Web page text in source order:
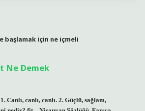
başlamak için ne içmeli
Ne Demek
Canlı, canlı, canlı. 2. Güçlü, sağlam,